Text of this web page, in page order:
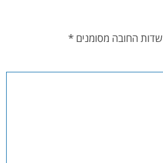
שדות החובה מסומנים *